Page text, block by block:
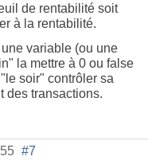
de rentabilité soit
à la rentabilité.
variable (ou une
la mettre à 0 ou false
soir" contrôler sa
des transactions.
#7